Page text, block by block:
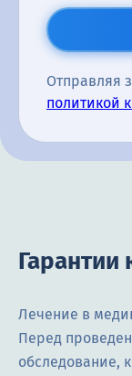
Отправляя
политикой
Гарантии
Лечение в
Перед
обследование,